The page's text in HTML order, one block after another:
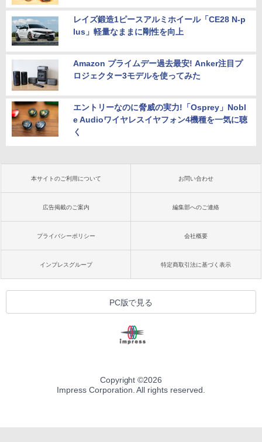
レイズ鍛造1ピースアルミホイール「CE28 N-p
lus」軽量なままに剛性を向上
Amazon プライムデー過去最安! Anker注目プ
ロジェクター3モデルを使ってみた
エントリーなのに脅威の実力!「Osprey」Nobl
e Audioワイヤレスイヤフォン4機種を一気に聴
く
本サイトのご利用について お問い合わせ
広告掲載のご案内 編集部へのご連絡
プライバシーポリシー 会社概要
インプレスグループ 特定商取引法に基づく表示
PC版で見る
Copyright ©2026
Impress Corporation. All rights reserved.